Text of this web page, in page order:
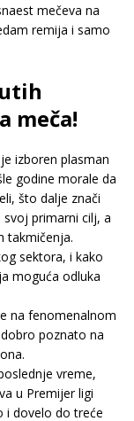
mečeva na
remija i samo
meča!
izboren plasman
godine morale da
što dalje znači
primarni cilj, a
takmičenja.
sektora, i kako
moguća odluka
na fenomenalnom
poznato na
vreme,
u Premijer ligi
i dovelo do treće